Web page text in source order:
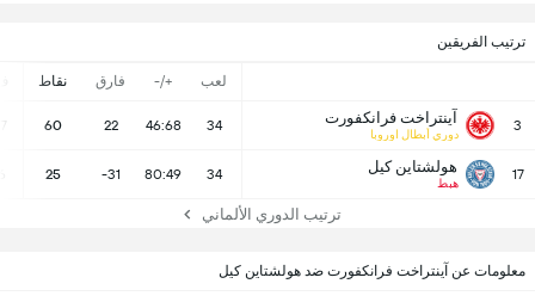
ترتيب الفريقين
لعب +/- فارق نقاط
3 آينتراخت فرانكفورت
دوري أبطال اوروبا
34
46:68
22
60
17 هولشتاين كيل
هبط
34
80:49
-31
25
ترتيب الدوري الألماني
معلومات عن آينتراخت فرانكفورت ضد هولشتاين كيل